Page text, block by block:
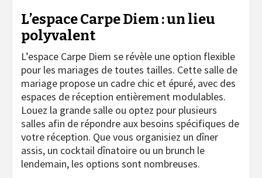
L’espace Carpe Diem : un lieu
polyvalent
L’espace Carpe Diem se révèle une option flexible
pour les mariages de toutes tailles. Cette salle de
mariage propose un cadre chic et épuré, avec des
espaces de réception entièrement modulables.
Louez la grande salle ou optez pour plusieurs
salles afin de répondre aux besoins spécifiques de
votre réception. Que vous organisiez un dîner
assis, un cocktail dînatoire ou un brunch le
lendemain, les options sont nombreuses.